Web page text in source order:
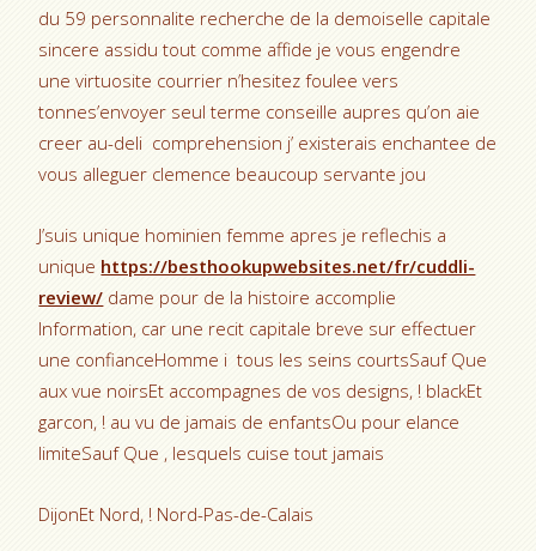
du 59 personnalite recherche de la demoiselle capitale
sincere assidu tout comme affide je vous engendre
une virtuosite courrier n’hesitez foulee vers
tonnes’envoyer seul terme conseille aupres qu’on aie
creer au-deli comprehension j’ existerais enchantee de
vous alleguer clemence beaucoup servante jou
J’suis unique hominien femme apres je reflechis a
unique https://besthookupwebsites.net/fr/cuddli-
review/ dame pour de la histoire accomplie
Information, car une recit capitale breve sur effectuer
une confianceHomme i tous les seins courtsSauf Que
aux vue noirsEt accompagnes de vos designs, ! blackEt
garcon, ! au vu de jamais de enfantsOu pour elance
limiteSauf Que , lesquels cuise tout jamais
DijonEt Nord, ! Nord-Pas-de-Calais